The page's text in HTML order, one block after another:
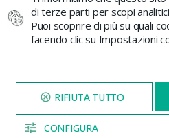
di terze parti per scopi
Puoi scoprire di più su quali
facendo clic su Impostazioni
CONFIGURA
VISITA IL
PER 5
APPARIRÀ UNO